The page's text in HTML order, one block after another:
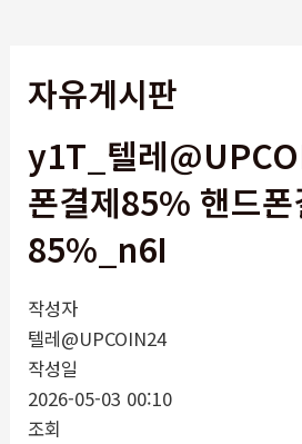
자유게시판
y1T_텔레
폰결제85% 핸드
85%_n6I
작성자
텔레@UPCOIN24
작성일
2026-05-03 00:10
조회